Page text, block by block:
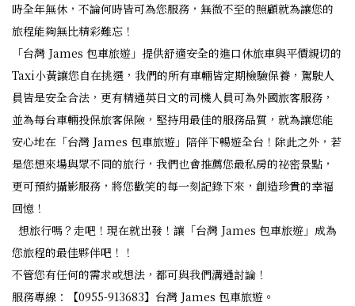
時全年無休，不論何時皆可為您服務，無微不至的照顧就為讓您的
旅程能夠無比精彩難忘！
「台灣 James 包車旅遊」提供舒適安全的進口休旅車與平價親切的
Taxi小黃讓您自在挑選，我們的所有車輛皆定期檢驗保養，駕駛人
員皆是安全合法，更有精通英日文的司機人員可為外國旅客服務，
並為每台車輛投保旅客保險，堅持用最佳的服務品質，就為讓您能
安心地在「台灣 James 包車旅遊」陪伴下暢遊全台！除此之外，若
是您想來場與眾不同的旅行，我們也會推薦您最私房的祕密景點，
更可預約攝影服務，將您歡笑的每一刻記錄下來，創造珍貴的幸福
回憶！
想旅行嗎？走吧！現在就出發！讓「台灣 James 包車旅遊」成為
您旅程的最佳夥伴吧！！
不管您有任何的需求或想法，都可與我們溝通討論！
服務專線：【0955-913683】台灣 James 包車旅遊。